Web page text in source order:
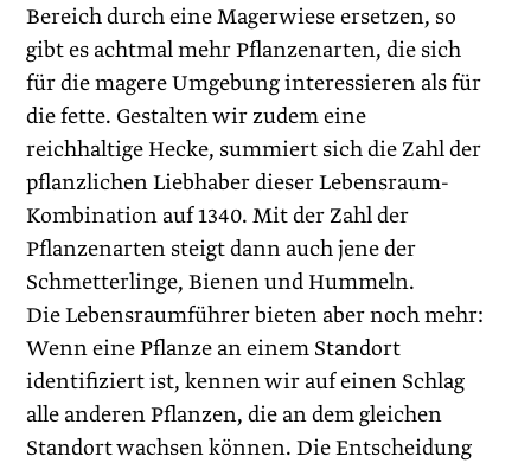
Bereich durch eine Magerwiese ersetzen, so
gibt es achtmal mehr Pflanzenarten, die sich
für die magere Umgebung interessieren als für
die fette. Gestalten wir zudem eine
reichhaltige Hecke, summiert sich die Zahl der
pflanzlichen Liebhaber dieser Lebensraum-
Kombination auf 1340. Mit der Zahl der
Pflanzenarten steigt dann auch jene der
Schmetterlinge, Bienen und Hummeln.
Die Lebensraumführer bieten aber noch mehr:
Wenn eine Pflanze an einem Standort
identifiziert ist, kennen wir auf einen Schlag
alle anderen Pflanzen, die an dem gleichen
Standort wachsen können. Die Entscheidung